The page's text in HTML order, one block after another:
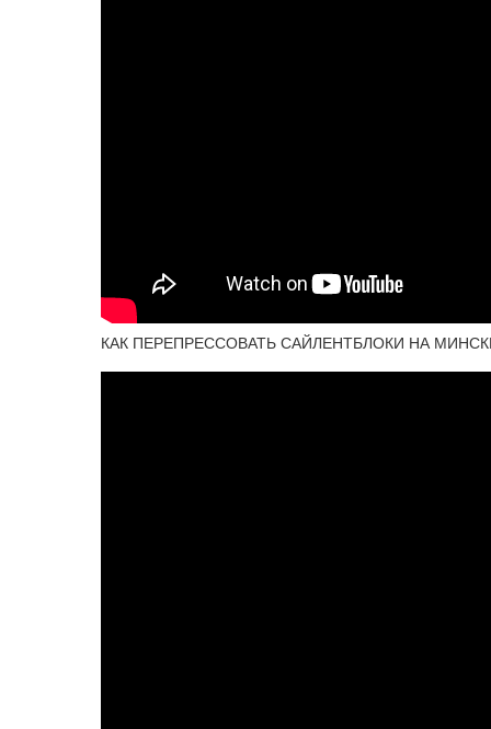
КАК ПЕРЕПРЕССОВАТЬ САЙЛЕНТБЛОКИ НА